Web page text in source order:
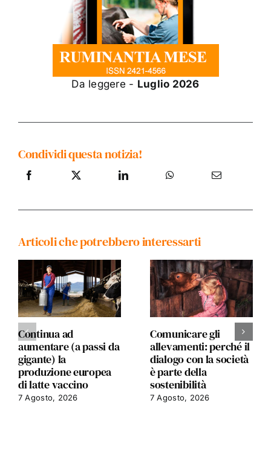
Da leggere - Luglio 2026
Condividi questa notizia!
Articoli che potrebbero interessarti
Continua ad
aumentare (a passi da
gigante) la
produzione europea
di latte vaccino
7 Agosto, 2026
Comunicare gli
allevamenti: perché il
dialogo con la società
è parte della
sostenibilità
7 Agosto, 2026